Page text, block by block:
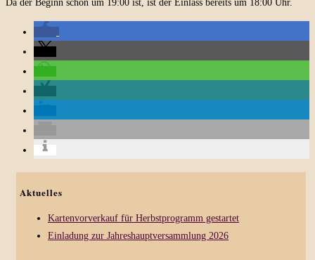
Da der Beginn schon um 19:00 ist, ist der Einlass bereits um 18:00 Uhr.
Aktuelles
Kartenvorverkauf für Herbstprogramm gestartet
Einladung zur Jahreshauptversammlung 2026